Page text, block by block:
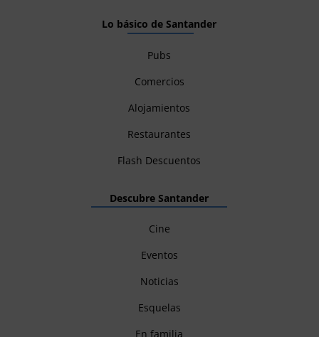
Lo básico de Santander
Pubs
Comercios
Alojamientos
Restaurantes
Flash Descuentos
Descubre Santander
Cine
Eventos
Noticias
Esquelas
En familia